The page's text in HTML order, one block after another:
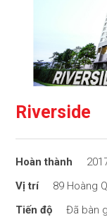
Riverside
89 Hoàng
Đã bàn